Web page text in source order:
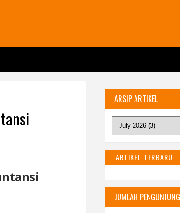
ARSIP ARTIKEL
ARTIKEL TERBARU
JUMLAH PENGUNJUNG